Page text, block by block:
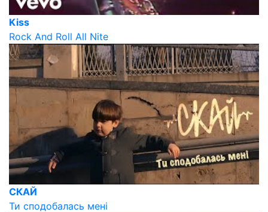
Kiss
Rock And Roll All Nite
СКАЙ
Ти сподобалась мені